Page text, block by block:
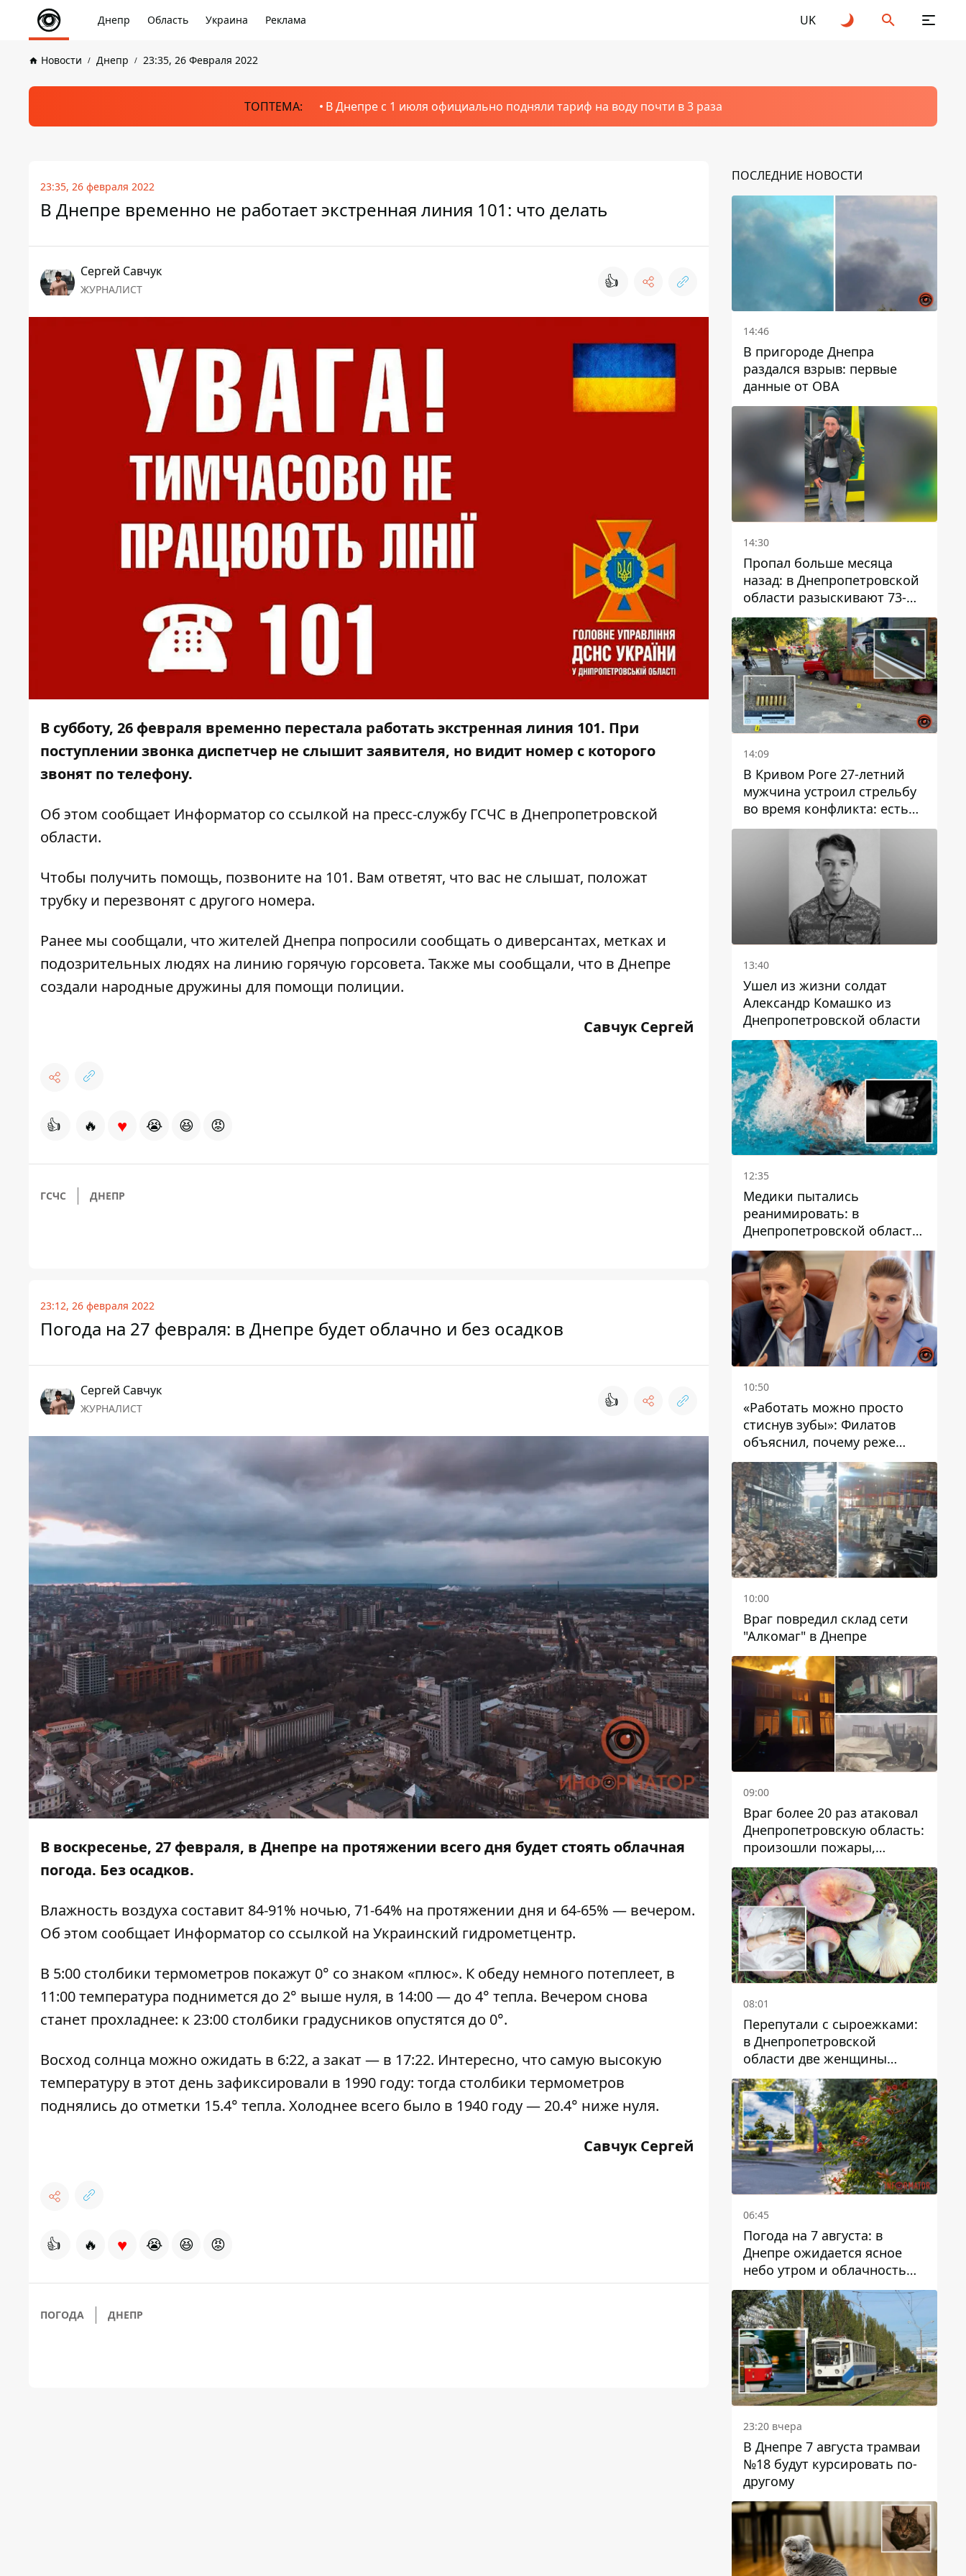
Днепр Область Украина Реклама UK
Новости Днепр 23:35, 26 Февраля 2022
ТОПТЕМА: В Днепре с 1 июля официально подняли тариф на воду почти в 3 раза
23:35, 26 февраля 2022
В Днепре временно не работает экстренная линия 101: что делать
Сергей Савчук
ЖУРНАЛИСТ 👍
В субботу, 26 февраля временно перестала работать экстренная линия 101. При
поступлении звонка диспетчер не слышит заявителя, но видит номер с которого
звонят по телефону.
Об этом сообщает Информатор со ссылкой на пресс-службу ГСЧС в Днепропетровской
области.
Чтобы получить помощь, позвоните на 101. Вам ответят, что вас не слышат, положат
трубку и перезвонят с другого номера.
Ранее мы сообщали, что жителей Днепра попросили сообщать о диверсантах, метках и
подозрительных людях на линию горячую горсовета. Также мы сообщали, что в Днепре
создали народные дружины для помощи полиции.
Савчук Сергей
👍 🔥 ♥ 😭 😆 😡
ГСЧС ДНЕПР
23:12, 26 февраля 2022
Погода на 27 февраля: в Днепре будет облачно и без осадков
Сергей Савчук
ЖУРНАЛИСТ 👍
В воскресенье, 27 февраля, в Днепре на протяжении всего дня будет стоять облачная
погода. Без осадков.
Влажность воздуха составит 84-91% ночью, 71-64% на протяжении дня и 64-65% — вечером.
Об этом сообщает Информатор со ссылкой на Украинский гидрометцентр.
В 5:00 столбики термометров покажут 0° со знаком «плюс». К обеду немного потеплеет, в
11:00 температура поднимется до 2° выше нуля, в 14:00 — до 4° тепла. Вечером снова
станет прохладнее: к 23:00 столбики градусников опустятся до 0°.
Восход солнца можно ожидать в 6:22, а закат — в 17:22. Интересно, что самую высокую
температуру в этот день зафиксировали в 1990 году: тогда столбики термометров
поднялись до отметки 15.4° тепла. Холоднее всего было в 1940 году — 20.4° ниже нуля.
Савчук Сергей
👍 🔥 ♥ 😭 😆 😡
ПОГОДА ДНЕПР
ПОСЛЕДНИЕ НОВОСТИ
14:46
В пригороде Днепра
раздался взрыв: первые
данные от ОВА
14:30
Пропал больше месяца
назад: в Днепропетровской
области разыскивают 73-
летнего мужчину
14:09
В Кривом Роге 27-летний
мужчина устроил стрельбу
во время конфликта: есть
раненый
13:40
Ушел из жизни солдат
Александр Комашко из
Днепропетровской области
12:35
Медики пытались
реанимировать: в
Днепропетровской области
двухлетний мальчик утонул
в бассейне
10:50
«Работать можно просто
стиснув зубы»: Филатов
объяснил, почему реже
пишет в соцсетях и
раскритиковал медийность
чиновников
10:00
Враг повредил склад сети
"Алкомаг" в Днепре
09:00
Враг более 20 раз атаковал
Днепропетровскую область:
произошли пожары,
повреждены дома,
инфраструктура и авто
08:01
Перепутали с сыроежками:
в Днепропетровской
области две женщины
отравились грибами
06:45
Погода на 7 августа: в
Днепре ожидается ясное
небо утром и облачность
после обеда
23:20 вчера
В Днепре 7 августа трамваи
№18 будут курсировать по-
другому